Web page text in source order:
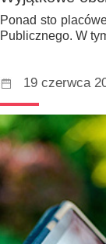
Ponad sto
Publicznego. W
19 czerwca